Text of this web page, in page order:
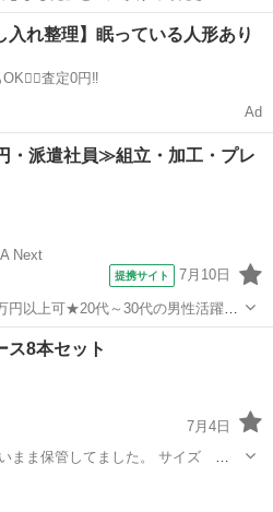
バーカーです。 普段のお買い物や
その他 シルバーカー
入れ整理】眠っている人形あり
査定0円‼️
Ad
・派遣社員≫組立・加工・プレ
Next
提携サイト 7月10日
円以上可★20代～30代の男性活躍中
食あたり85円～と格安！メーカへの
気の工場のお仕事 ◇
その他
ス8本セット
7月4日
保管してました。 サイズ